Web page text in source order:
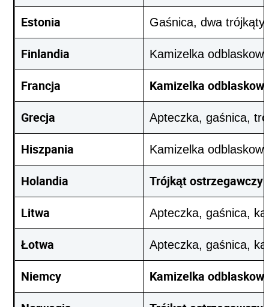
Estonia
Gaśnica, dwa trójkąty
Finlandia Kamizelka
Francja
Kamizelka
Grecja
Apteczka, gaśnica,
Hiszpania Kamizelka
Holandia
Trójkąt ostrzegawczy
Litwa
Apteczka, gaśnica,
Łotwa Apteczka, gaśnica,
Niemcy
Kamizelka